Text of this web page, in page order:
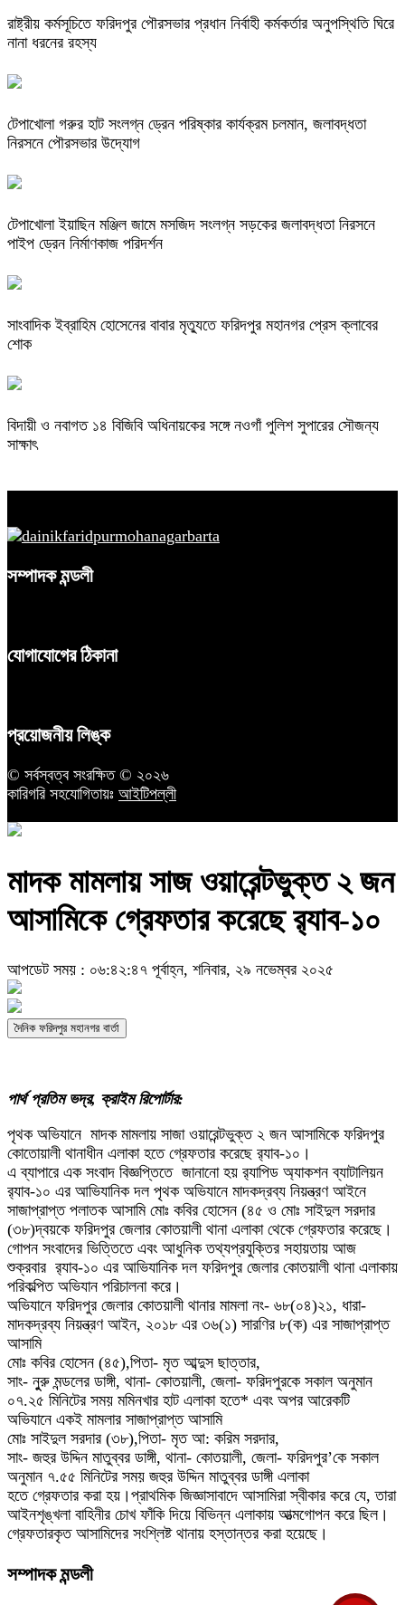
রাষ্ট্রীয় কর্মসূচিতে ফরিদপুর পৌরসভার প্রধান নির্বাহী কর্মকর্তার অনুপস্থিতি ঘিরে
নানা ধরনের রহস্য
টেপাখোলা গরুর হাট সংলগ্ন ড্রেন পরিষ্কার কার্যক্রম চলমান, জলাবদ্ধতা
নিরসনে পৌরসভার উদ্যোগ
টেপাখোলা ইয়াছিন মঞ্জিল জামে মসজিদ সংলগ্ন সড়কের জলাবদ্ধতা নিরসনে
পাইপ ড্রেন নির্মাণকাজ পরিদর্শন
সাংবাদিক ইব্রাহিম হোসেনের বাবার মৃত্যুতে ফরিদপুর মহানগর প্রেস ক্লাবের
শোক
বিদায়ী ও নবাগত ১৪ বিজিবি অধিনায়কের সঙ্গে নওগাঁ পুলিশ সুপারের সৌজন্য
সাক্ষাৎ
সম্পাদক মন্ডলী
যোগাযোগের ঠিকানা
প্রয়োজনীয় লিঙ্ক
© সর্বস্বত্ব সংরক্ষিত © ২০২৬
কারিগরি সহযোগিতায়ঃ আইটিপল্লী
মাদক মামলায় সাজ ওয়ারেন্টভুক্ত ২ জন
আসামিকে গ্রেফতার করেছে র‌্যাব-১০
আপডেট সময় : ০৬:৪২:৪৭ পূর্বাহ্ন, শনিবার, ২৯ নভেম্বর ২০২৫
দৈনিক ফরিদপুর মহানগর বার্তা
পার্থ প্রতিম ভদ্র, ক্রাইম রিপোর্টার:
পৃথক অভিযানে ‌ মাদক মামলায় সাজা ওয়ারেন্টভুক্ত ২ জন আসামিকে ফরিদপুর
কোতোয়ালী থানাধীন এলাকা ‌হতে ‌‌গ্রেফতার করেছে র‌্যাব-১০।
এ ব্যাপারে এক সংবাদ বিজ্ঞপ্তিতে ‌ জানানো হয় ‌র‌্যাপিড অ্যাকশন ব্যাটালিয়ন
র‌্যাব-১০ এর আভিযানিক দল পৃথক অভিযানে মাদকদ্রব্য নিয়ন্ত্রণ আইনে
সাজাপ্রাপ্ত পলাতক আসামি মোঃ কবির হোসেন (৪৫ ও মোঃ সাইদুল সরদার
(৩৮)দ্বয়কে ফরিদপুর জেলার কোতয়ালী থানা এলাকা থেকে গ্রেফতার করেছে।
গোপন সংবাদের ভিত্তিতে এবং আধুনিক তথ্যপ্রযুক্তির সহায়তায় আজ
শুক্রবার ‌ র‌্যাব-১০ এর আভিযানিক দল ফরিদপুর জেলার কোতয়ালী থানা এলাকায়
পরিকল্পিত অভিযান পরিচালনা করে।
অভিযানে ফরিদপুর জেলার কোতয়ালী থানার মামলা নং- ৬৮(০৪)২১, ধারা-
মাদকদ্রব্য নিয়ন্ত্রণ আইন, ২০১৮ এর ৩৬(১) সারণির ৮(ক) এর সাজাপ্রাপ্ত
আসামি
মোঃ কবির হোসেন (৪৫),পিতা- মৃত আব্দুস ছাত্তার,
সাং- নুুরু মন্ডলের ডাঙ্গী, থানা- কোতয়ালী, জেলা- ফরিদপুরকে সকাল অনুমান
০৭.২৫ মিনিটের ‌সময় মমিনখার হাট এলাকা হতে* এবং অপর আরেকটি
অভিযানে একই মামলার সাজাপ্রাপ্ত আসামি
মোঃ সাইদুল সরদার (৩৮),পিতা- মৃত আ: করিম সরদার,
সাং- জহুর উদ্দিন মাতুব্বর ডাঙ্গী, থানা- কোতয়ালী, জেলা- ফরিদপুর’কে সকাল
অনুমান ৭.৫৫ মিনিটের সময় জহুর উদ্দিন মাতুব্বর ডাঙ্গী এলাকা‌
হতে গ্রেফতার করা হয়।প্রাথমিক জিজ্ঞাসাবাদে আসামিরা স্বীকার করে যে, তারা
আইনশৃঙ্খলা বাহিনীর চোখ ফাঁকি দিয়ে বিভিন্ন এলাকায় আত্মগোপন করে ছিল।
গ্রেফতারকৃত আসামিদের সংশ্লিষ্ট থানায় হস্তান্তর করা হয়েছে।
সম্পাদক মন্ডলী